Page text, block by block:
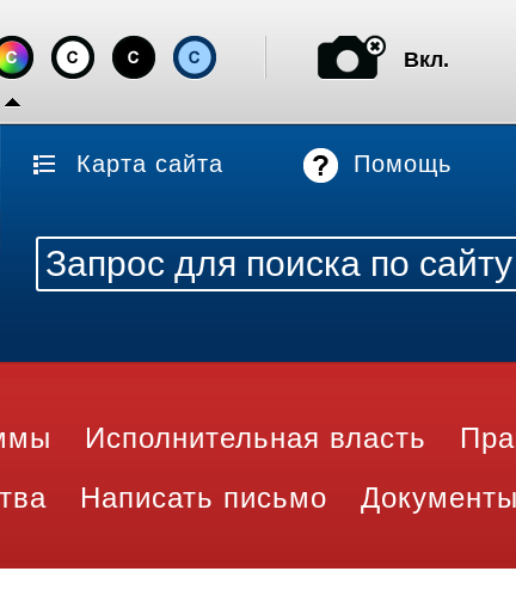
Карта сайта Помощь
Исполнительная власть
Написать письмо Документы
Вкл.